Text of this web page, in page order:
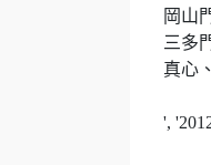
岡山
三多
真心
',